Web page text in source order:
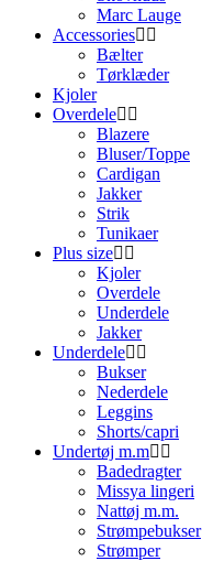
Marc Lauge
Accessories
Bælter
Tørklæder
Kjoler
Overdele
Blazere
Bluser/Toppe
Cardigan
Jakker
Strik
Tunikaer
Plus size
Kjoler
Overdele
Underdele
Jakker
Underdele
Bukser
Nederdele
Leggins
Shorts/capri
Undertøj m.m
Badedragter
Missya lingeri
Nattøj m.m.
Strømpebukser
Strømper